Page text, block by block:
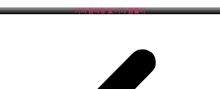
기차 꿈해몽 및 기차 꿈풀이